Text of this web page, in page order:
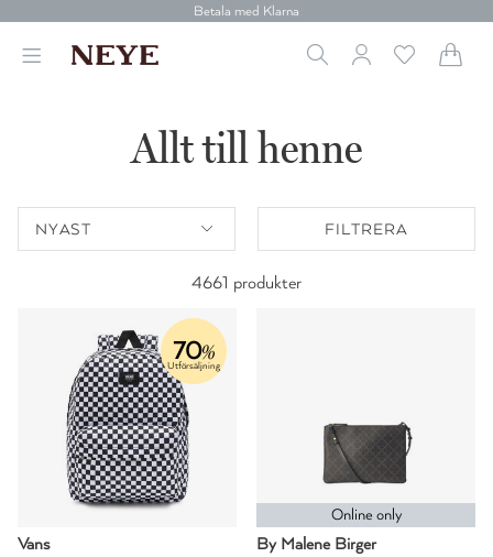
Betala med Klarna
Gratis frakt över 699 kr.
Allt till henne
NYAST FILTRERA
4661 produkter
70%
Utförsäljning
Vans
Online only
By Malene Birger